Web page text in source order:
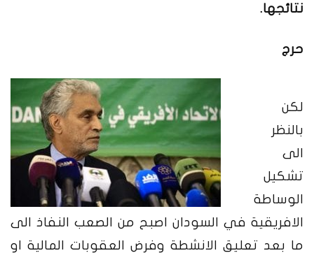
نتائجها.
حرج
لكن
بالنظر
الى
تشكيل
الوساطة
الافريقية في السودان اصبح من الصعب النفاذ الى
ما بعد تعليق الانشطة وفرض العقوبات المالية او